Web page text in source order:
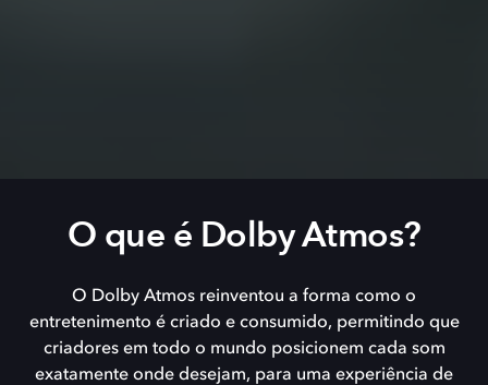
O que é Dolby Atmos?
O Dolby Atmos reinventou a forma como o
entretenimento é criado e consumido, permitindo que
criadores em todo o mundo posicionem cada som
exatamente onde desejam, para uma experiência de